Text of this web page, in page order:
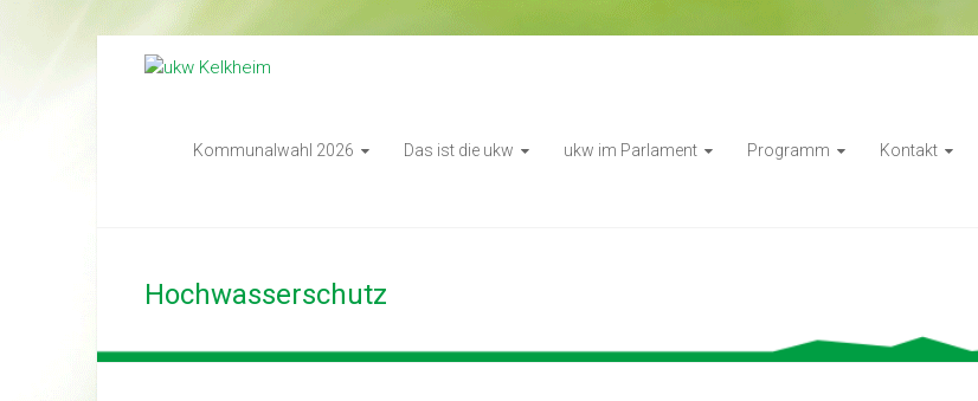
Kommunalwahl 2026 Das ist die ukw ukw im Parlament Programm Kontakt
Hochwasserschutz